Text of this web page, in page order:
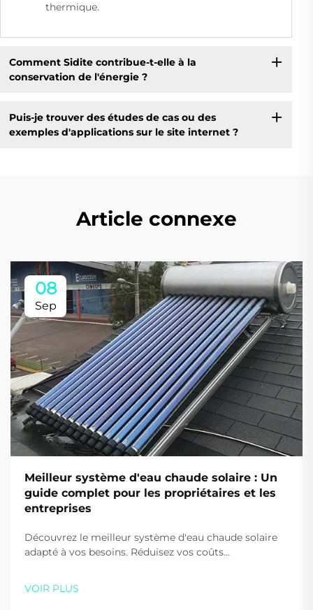
thermique.
Comment Sidite contribue-t-elle à la
conservation de l'énergie ?
Puis-je trouver des études de cas ou des
exemples d'applications sur le site internet ?
Article connexe
08
Sep
Meilleur système d'eau chaude solaire : Un
guide complet pour les propriétaires et les
entreprises
Découvrez le meilleur système d'eau chaude solaire
adapté à vos besoins. Réduisez vos coûts
efficacité de Sidite. Obtenez dès aujourd'hui votre
VOIR PLUS